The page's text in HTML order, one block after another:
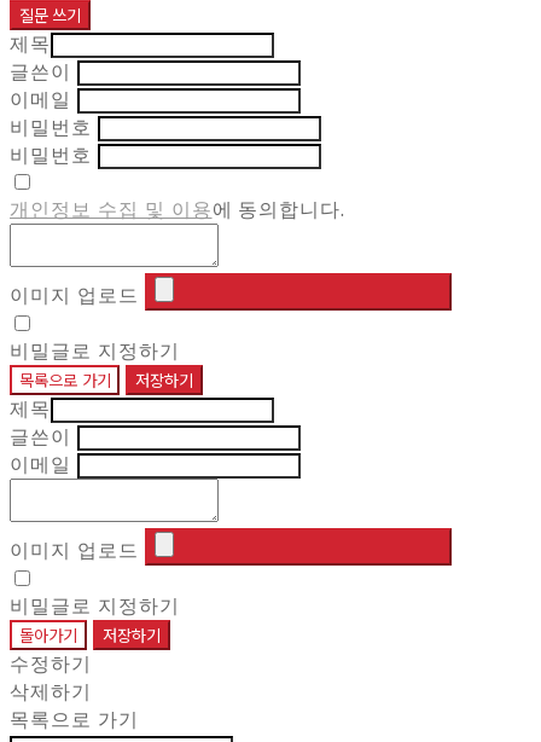
질문 쓰기
제목
글쓴이
이메일
비밀번호
비밀번호
개인정보 수집 및 이용에 동의합니다.
이미지 업로드
비밀글로 지정하기
목록으로 가기 저장하기
제목
글쓴이
이메일
이미지 업로드
비밀글로 지정하기
돌아가기 저장하기
수정하기
삭제하기
목록으로 가기